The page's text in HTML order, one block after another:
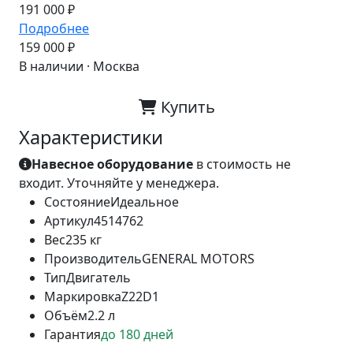
191 000 ₽
Подробнее
159 000 ₽
В наличии · Москва
Купить
Характеристики
Навесное оборудование в стоимость не
входит. Уточняйте у менеджера.
СостояниеИдеальное
Артикул4514762
Вес235 кг
ПроизводительGENERAL MOTORS
ТипДвигатель
МаркировкаZ22D1
Объём2.2 л
Гарантиядо 180 дней